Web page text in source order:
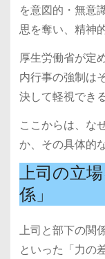
を意図的・無意
思を奪い、精神
厚生労働省が定
内行事の強制は
決して軽視でき
ここからは、な
か、その具体的
上司の立
係」
上司と部下の関
といった「力の